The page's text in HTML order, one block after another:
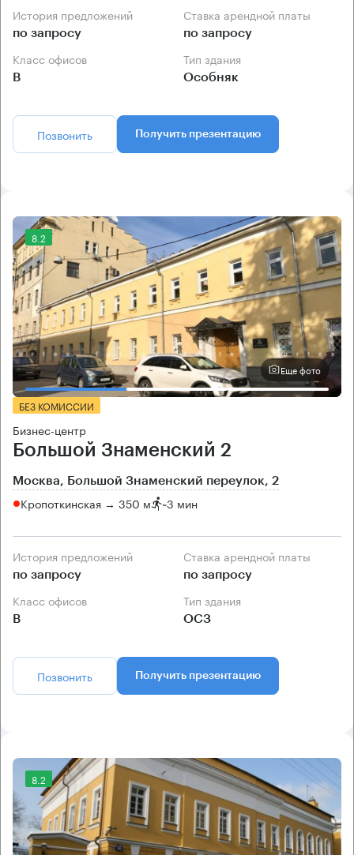
История предложений
по запросу
Ставка арендной платы
по запросу
Класс офисов
B
Тип здания
Особняк
Позвонить Получить презентацию
8.2
Еще фото
БЕЗ КОМИССИИ
Бизнес-центр
Большой Знаменский 2
Москва, Большой Знаменский переулок, 2
Кропоткинская → 350 м ~3 мин
История предложений
по запросу
Ставка арендной платы
по запросу
Класс офисов
B
Тип здания
ОСЗ
Позвонить Получить презентацию
8.2